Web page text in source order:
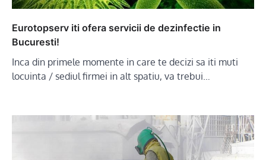
Eurotopserv iti ofera servicii de dezinfectie in
Bucuresti!
Inca din primele momente in care te decizi sa iti muti
locuinta / sediul firmei in alt spatiu, va trebui…